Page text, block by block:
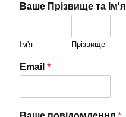
Ваше Прізвище та Ім'я
Ім'я Прізвище
Email *